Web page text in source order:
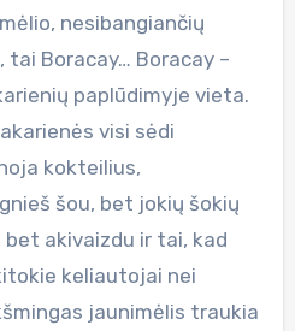
nesibangiančių
tai Boracay… Boracay –
paplūdimyje vieta.
visi sėdi
kokteilius,
šou, bet jokių šokių
bet akivaizdu ir tai, kad
keliautojai nei
jaunimėlis traukia